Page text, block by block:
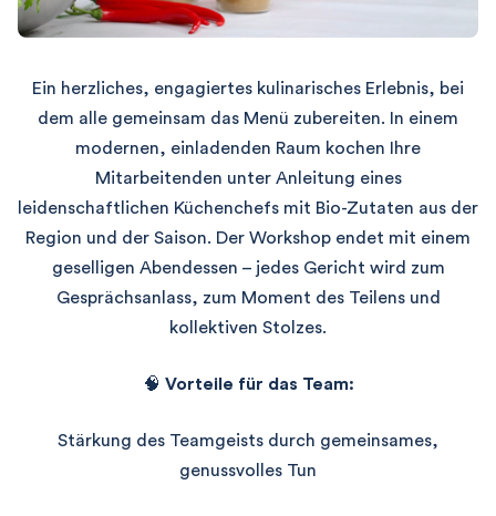
Ein herzliches, engagiertes kulinarisches Erlebnis, bei
dem alle gemeinsam das Menü zubereiten. In einem
modernen, einladenden Raum kochen Ihre
Mitarbeitenden unter Anleitung eines
leidenschaftlichen Küchenchefs mit Bio-Zutaten aus der
Region und der Saison. Der Workshop endet mit einem
geselligen Abendessen – jedes Gericht wird zum
Gesprächsanlass, zum Moment des Teilens und
kollektiven Stolzes.
🧠 Vorteile für das Team:
Stärkung des Teamgeists durch gemeinsames,
genussvolles Tun